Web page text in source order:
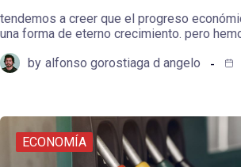
tendemos a creer que el progreso
una forma de eterno crecimiento. pero
by alfonso gorostiaga d angelo
ECONOMÍA